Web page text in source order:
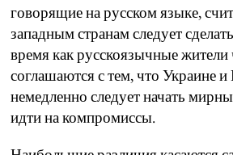
говорящие на русском языке,
западным странам следует
время как русскоязычные
соглашаются с тем, что Украине и
немедленно следует начать
идти на компромиссы.